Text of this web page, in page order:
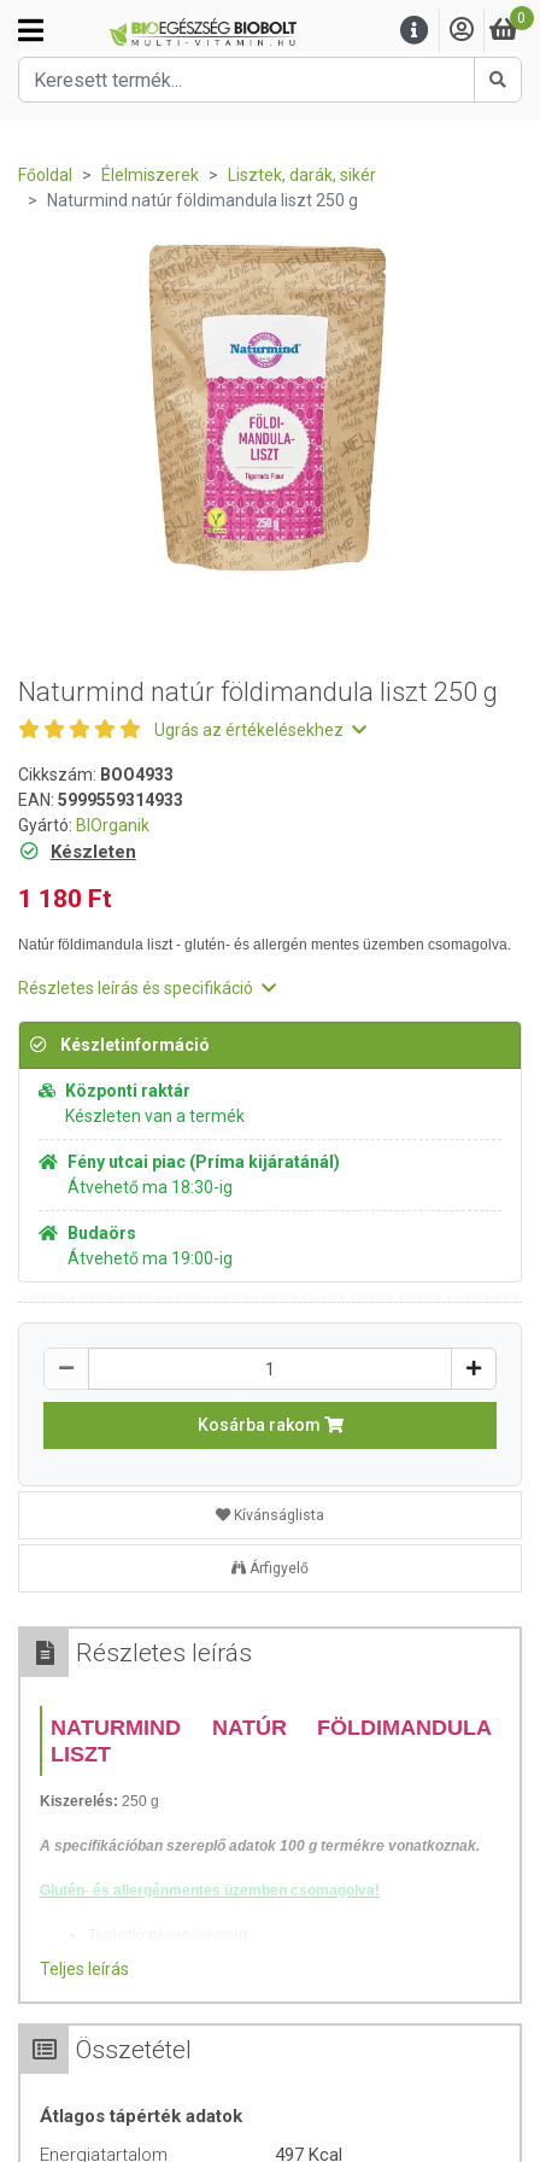
0
Főoldal Élelmiszerek
Lisztek, darák, sikér
Naturmind natúr földimandula liszt 250 g
Naturmind natúr földimandula liszt 250 g
Ugrás az értékelésekhez
Cikkszám: BOO4933
EAN: 5999559314933
Gyártó: BIOrganik
Készleten
1 180 Ft
Natúr földimandula liszt - glutén- és allergén mentes üzemben csomagolva.
Részletes leírás és specifikáció
Készletinformáció
Központi raktár
Készleten van a termék
Fény utcai piac (Príma kijáratánál)
Átvehető ma 18:30-ig
Budaörs
Átvehető ma 19:00-ig
Kosárba rakom
Kívánságlista
Árfigyelő
Részletes leírás
NATURMIND NATÚR FÖLDIMANDULA
LISZT
Kiszerelés: 250 g
A specifikációban szereplő adatok 100 g termékre vonatkoznak.
Glutén- és allergénmentes üzemben csomagolva!
Gluténmentes.
A földimandula vagy tigrisdió igazából nem is mandula vagy dió,
hanem egy Észak-Afrikában és a Mediterráneum területén őshonos
Hazánkban viszonylag kevésbé ismert még a földimandulaliszt, de
Teljes leírás
Összetétel
Átlagos tápérték adatok
Energiatartalom
497 Kcal